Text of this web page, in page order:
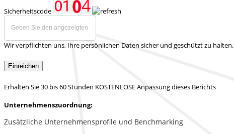
Sicherheitscode
Wir verpflichten uns, Ihre persönlichen Daten sicher und geschützt zu halten,
Einreichen
Erhalten Sie 30 bis 60 Stunden KOSTENLOSE Anpassung dieses Berichts
Unternehmenszuordnung:
Zusätzliche Unternehmensprofile und Benchmarking